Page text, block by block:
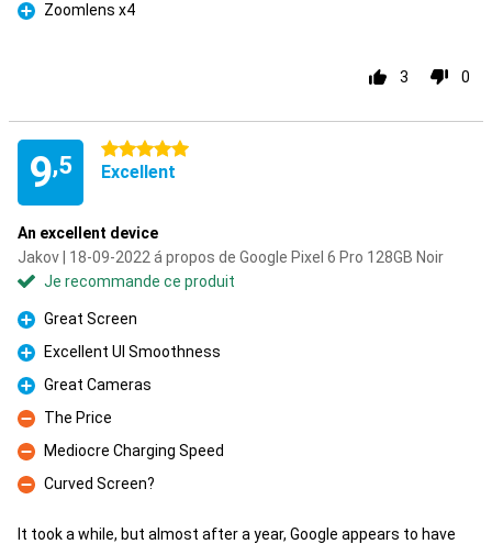
Pour
Zoomlens x4
3 0
9,5
5 étoiles
Excellent
An excellent device
Jakov | 18-09-2022 á propos de Google Pixel 6 Pro 128GB Noir
Je recommande ce produit
Pour
Great Screen
Pour
Excellent UI Smoothness
Pour
Great Cameras
Contre
The Price
Contre
Mediocre Charging Speed
Contre
Curved Screen?
It took a while, but almost after a year, Google appears to have